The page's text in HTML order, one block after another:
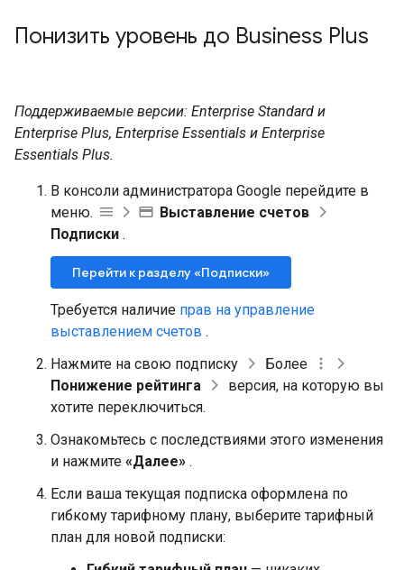
Понизить уровень до Business Plus
Поддерживаемые версии: Enterprise Standard и
Enterprise Plus, Enterprise Essentials и Enterprise
Essentials Plus.
В консоли администратора Google перейдите в
меню.
Выставление счетов
Подписки .
Перейти к разделу «Подписки»
Требуется наличие прав на управление
выставлением счетов .
Нажмите на свою подписку
Более
Понижение рейтинга
версия, на которую вы
хотите переключиться.
Ознакомьтесь с последствиями этого изменения
и нажмите «Далее» .
Если ваша текущая подписка оформлена по
гибкому тарифному плану, выберите тарифный
план для новой подписки: